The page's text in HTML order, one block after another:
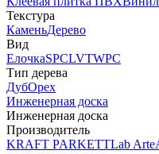
Текстура
КаменьДерево
Вид
ЕлочкаSPCLVTWPC
Тип дерева
ДубОрех
Инженерная доска
Инженерная доска
Производитель
KRAFT PARKETTLab Arte